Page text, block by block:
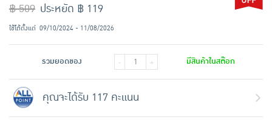
฿ 509 ประหยัด ฿ 119
ใช้ได้ตั้งแต่ 09/10/2024 - 11/08/2026
รวมยอดของ - + มีสินค้าในสต๊อก
คุณจะได้รับ 117 คะแนน